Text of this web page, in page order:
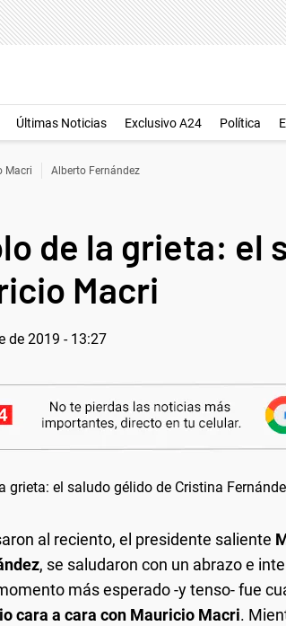
Últimas Noticias Exclusivo A24 Política
Macri Alberto Fernández
de la grieta: el
Macri
de 2019 - 13:27
al reciento, el presidente saliente
, se saludaron con un abrazo e
más esperado -y tenso- fue
cara a cara con Mauricio Macri.